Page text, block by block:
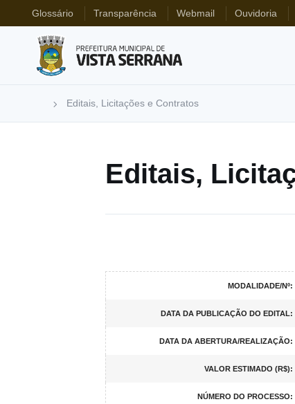
Glossário Transparência Webmail Ouvidoria
Editais, Licitações e Contratos
Editais,
MODALIDADE/Nº:
DATA DA PUBLICAÇÃO DO EDITAL:
DATA DA ABERTURA/REALIZAÇÃO:
VALOR ESTIMADO (R$):
NÚMERO DO PROCESSO: